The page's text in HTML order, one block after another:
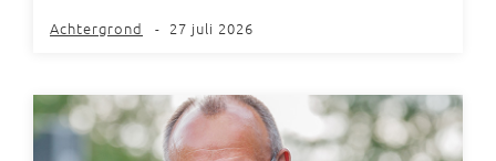
Achtergrond - 27 juli 2026